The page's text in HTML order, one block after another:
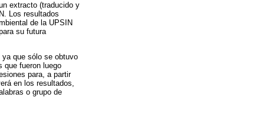
extracto (traducido y
Los resultados
de la UPSIN
su futura
que sólo se obtuvo
que fueron luego
para, a partir
en los resultados,
o grupo de